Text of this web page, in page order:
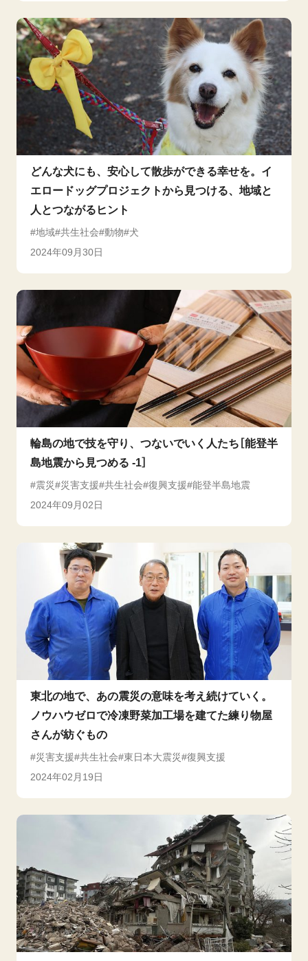
どんな犬にも、安心して散歩ができる幸せを。イ
エロードッグプロジェクトから見つける、地域と
人とつながるヒント
地域 共生社会 動物
犬
2024年09月30日
輪島の地で技を守り、つないでいく人たち［能登半
島地震から見つめる -1］
震災 災害支援 共生社会 復興支援 能登半島地震
2024年09月02日
東北の地で、あの震災の意味を考え続けていく。
ノウハウゼロで冷凍野菜加工場を建てた練り物屋
さんが紡ぐもの
災害支援 共生社会 東日本大震災
復興支援
2024年02月19日